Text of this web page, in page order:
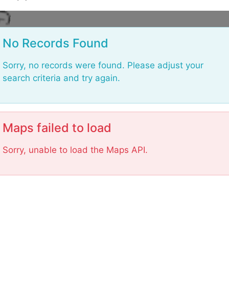
No Records Found
Sorry, no records were found. Please adjust your
search criteria and try again.
Maps failed to load
Sorry, unable to load the Maps API.